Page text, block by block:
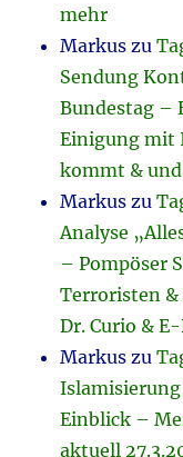
mehr
Markus zu
Sendung
Bundestag –
Einigung mit
kommt &
Markus zu
Analyse
– Pompöser
Terroristen
Dr. Curio &
Markus zu
Einblick –
aktuell